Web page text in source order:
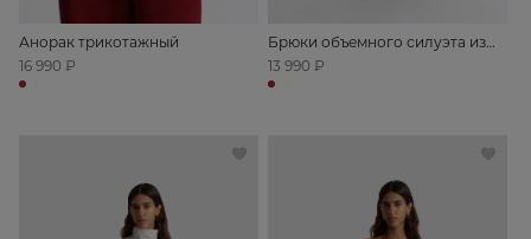
Анорак трикотажный
16 990 ₽
Брюки объемного силуэта из
футера
13 990 ₽